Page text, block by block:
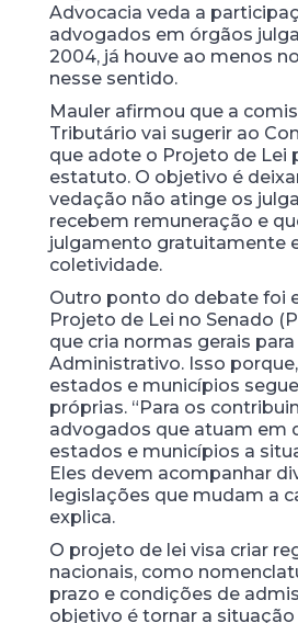
Advocacia veda a
advogados em órgãos
2004, já houve ao menos
nesse sentido.
Mauler afirmou que a
Tributário vai sugerir ao
que adote o Projeto de Lei
estatuto. O objetivo é
vedação não atinge os
recebem remuneração e
julgamento gratuitamente
coletividade.
Outro ponto do debate foi
Projeto de Lei no Senado
que cria normas gerais
Administrativo. Isso
estados e municípios
próprias. “Para os
advogados que atuam em
estados e municípios a
Eles devem acompanhar
legislações que mudam a
explica.
O projeto de lei visa criar
nacionais, como
prazo e condições de
objetivo é tornar a situação